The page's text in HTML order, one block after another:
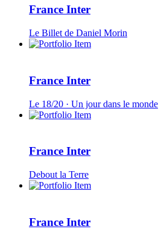
France Inter
Le Billet de Daniel Morin
France Inter
Le 18/20 · Un jour dans le monde
France Inter
Debout la Terre
France Inter